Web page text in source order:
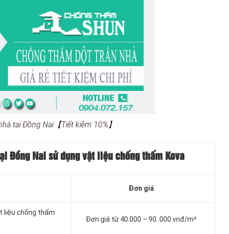
tại Đồng Nai【Tiết kiệm 10%】
Đồng Nai sử dụng vật liệu chống thấm Kova
Đơn giá
liệu chống thấm
Đơn giá từ 40.000 – 90. 000 vnđ/m²